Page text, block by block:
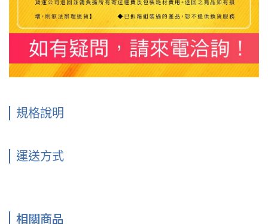
規格說明
運送方式
相關商品